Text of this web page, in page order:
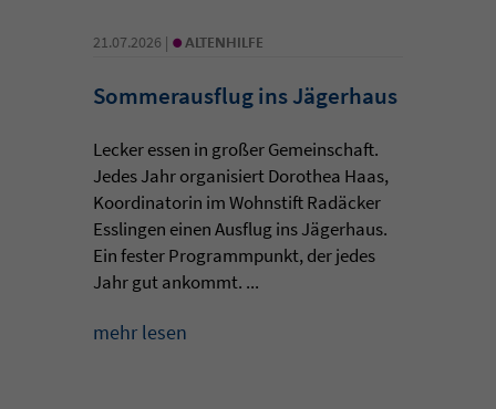
21.07.2026 | • ALTENHILFE
Sommerausflug ins Jägerhaus
Lecker essen in großer Gemeinschaft.
Jedes Jahr organisiert Dorothea Haas,
Koordinatorin im Wohnstift Radäcker
Esslingen einen Ausflug ins Jägerhaus.
Ein fester Programmpunkt, der jedes
Jahr gut ankommt. ...
mehr lesen